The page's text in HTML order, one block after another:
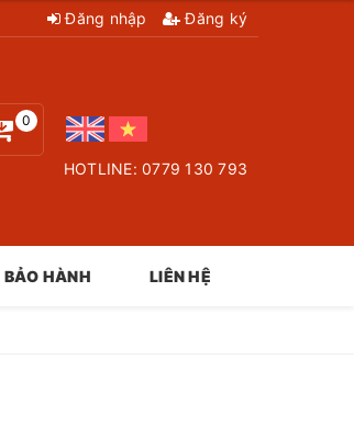
Đăng nhập Đăng ký
0
HOTLINE: 0779 130 793
HÀNH LIÊN HỆ